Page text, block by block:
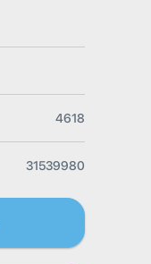
4618
31539980